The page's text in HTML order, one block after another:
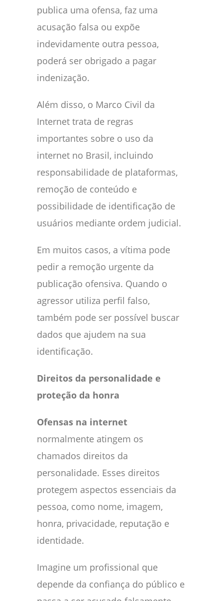
publica uma ofensa, faz uma
acusação falsa ou expõe
indevidamente outra pessoa,
poderá ser obrigado a pagar
indenização.
Além disso, o Marco Civil da
Internet trata de regras
importantes sobre o uso da
internet no Brasil, incluindo
responsabilidade de plataformas,
remoção de conteúdo e
possibilidade de identificação de
usuários mediante ordem judicial.
Em muitos casos, a vítima pode
pedir a remoção urgente da
publicação ofensiva. Quando o
agressor utiliza perfil falso,
também pode ser possível buscar
dados que ajudem na sua
identificação.
Direitos da personalidade e
proteção da honra
Ofensas na internet
normalmente atingem os
chamados direitos da
personalidade. Esses direitos
protegem aspectos essenciais da
pessoa, como nome, imagem,
honra, privacidade, reputação e
identidade.
Imagine um profissional que
depende da confiança do público e